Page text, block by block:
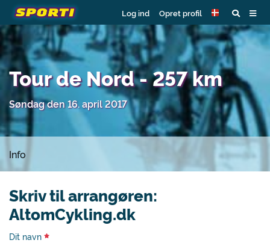
Log ind Opret profil
Tour de Nord - 257 km
Søndag den 16. april 2017
Info
Skriv til arrangøren:
AltomCykling.dk
Dit navn